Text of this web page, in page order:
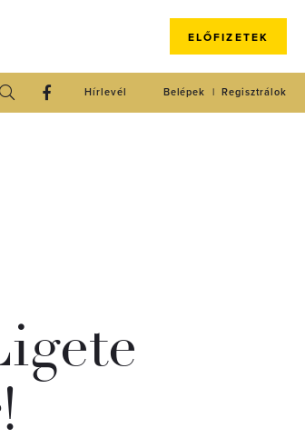
ELŐFIZETEK
Regisztrálok
Belépek
Hírlevél